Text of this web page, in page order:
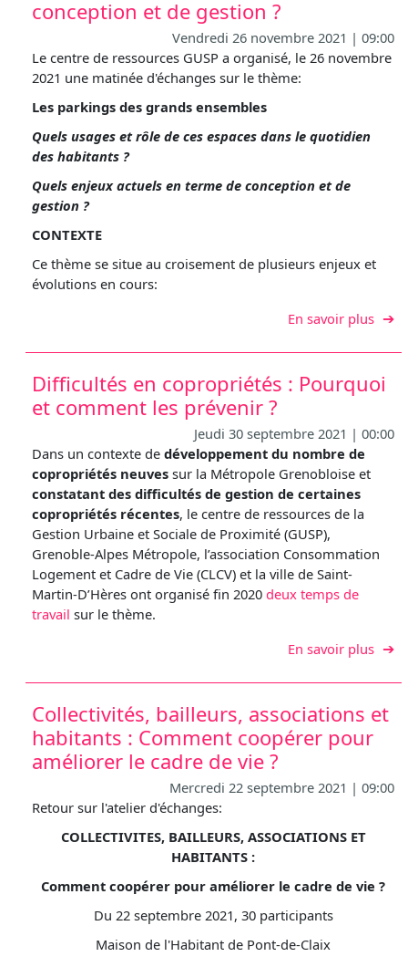
conception et de gestion ?
Vendredi 26 novembre 2021 | 09:00
Le centre de ressources GUSP a organisé, le 26 novembre
2021 une matinée d'échanges sur le thème:
Les parkings des grands ensembles
Quels usages et rôle de ces espaces dans le quotidien
des habitants ?
Quels enjeux actuels en terme de conception et de
gestion ?
CONTEXTE
Ce thème se situe au croisement de plusieurs enjeux et
évolutions en cours:
En savoir plussur
Difficultés en copropriétés : Pourquoi
et comment les prévenir ?
Jeudi 30 septembre 2021 | 00:00
Dans un contexte de développement du nombre de
copropriétés neuves sur la Métropole Grenobloise et
constatant des difficultés de gestion de certaines
copropriétés récentes, le centre de ressources de la
Gestion Urbaine et Sociale de Proximité (GUSP),
Grenoble-Alpes Métropole, l’association Consommation
Logement et Cadre de Vie (CLCV) et la ville de Saint-
Martin-D’Hères ont organisé fin 2020 deux temps de
travail sur le thème.
En savoir plussur
Collectivités, bailleurs, associations et
habitants : Comment coopérer pour
améliorer le cadre de vie ?
Mercredi 22 septembre 2021 | 09:00
Retour sur l'atelier d'échanges:
COLLECTIVITES, BAILLEURS, ASSOCIATIONS ET
HABITANTS :
Comment coopérer pour améliorer le cadre de vie ?
Du 22 septembre 2021, 30 participants
Maison de l'Habitant de Pont-de-Claix